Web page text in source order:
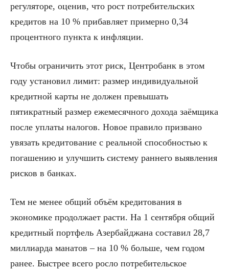
регуляторе, оценив, что рост потребительских
кредитов на 10 % прибавляет примерно 0,34
процентного пункта к инфляции.
Чтобы ограничить этот риск, Центробанк в этом
году установил лимит: размер индивидуальной
кредитной карты не должен превышать
пятикратный размер ежемесячного дохода заёмщика
после уплаты налогов. Новое правило призвано
увязать кредитование с реальной способностью к
погашению и улучшить систему раннего выявления
рисков в банках.
Тем не менее общий объём кредитования в
экономике продолжает расти. На 1 сентября общий
кредитный портфель Азербайджана составил 28,7
миллиарда манатов – на 10 % больше, чем годом
ранее. Быстрее всего росло потребительское